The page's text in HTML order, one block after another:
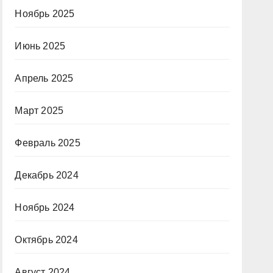
Ноябрь 2025
Июнь 2025
Апрель 2025
Март 2025
Февраль 2025
Декабрь 2024
Ноябрь 2024
Октябрь 2024